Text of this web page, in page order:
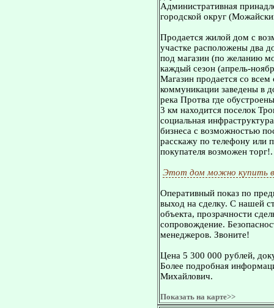
Административная
городской округ
Продается жилой дом с
участке расположены два
под магазин (по желанию
каждый сезон (апрель-
Магазин продается со
коммуникации заведены в
река Протва где
3 км находится поселок
социальная
бизнеса с возможностью
расскажу по телефону или
покупателя возможен торг!.
Этот дом можно купить
Оперативный показ по
выход на сделку. С нашей
объекта, прозрачности
сопровождение.
менеджеров. Звоните!
Цена 5 300 000 рублей,
Более подробная
Михайлович.
Показать на карте>>